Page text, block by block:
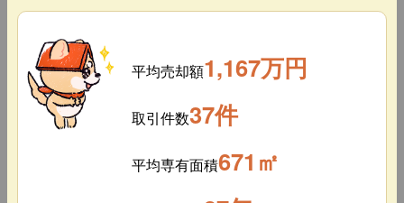
平均売却額1,167万円
取引件数37件
平均専有面積671㎡